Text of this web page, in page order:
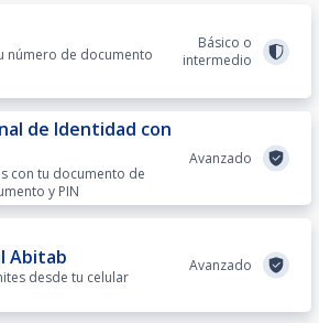
número de documento
Básico o
intermedio
de Identidad con
con tu documento de
y PIN
Avanzado
Abitab
desde tu celular
Avanzado